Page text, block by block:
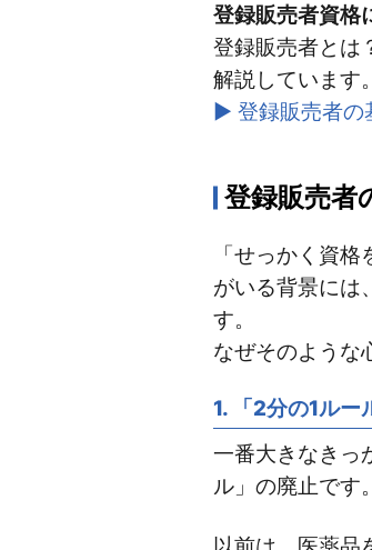
登録販売者資格
登録販売者とは
解説しています。
▶ 登録販売者の
登録販売者
「せっかく資
がいる背景には
す。
なぜそのような
1. 「2分の1ルー
一番大きなきっ
ル」の廃止です。